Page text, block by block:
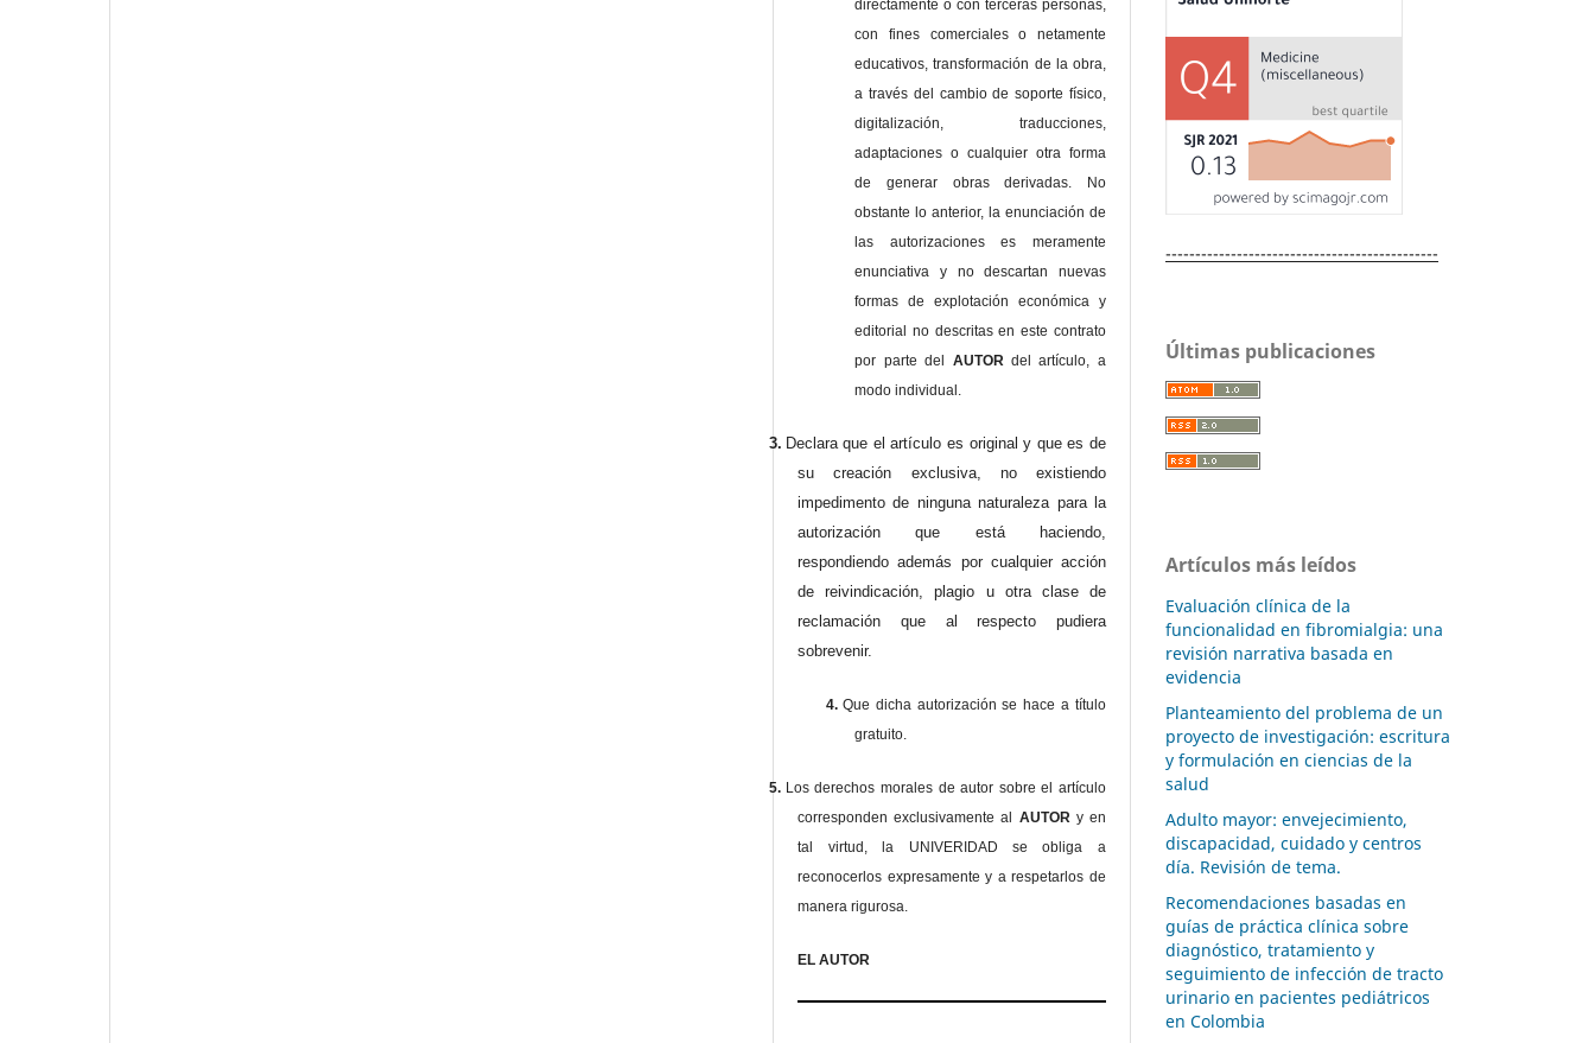
directamente o con terceras personas,
con fines comerciales o netamente
educativos, transformación de la obra,
a través del cambio de soporte físico,
digitalización, traducciones,
adaptaciones o cualquier otra forma
de generar obras derivadas. No
obstante lo anterior, la enunciación de
las autorizaciones es meramente
enunciativa y no descartan nuevas
formas de explotación económica y
editorial no descritas en este contrato
por parte del AUTORdel artículo, a
modo individual.
3. Declara que el artículo es original y que es de
su creación exclusiva, no existiendo
impedimento de ninguna naturaleza para la
autorización que está haciendo,
respondiendo además por cualquier acción
de reivindicación, plagio u otra clase de
reclamación que al respecto pudiera
sobrevenir.
4. Que dicha autorización se hace a título
gratuito.
5. Los derechos morales de autor sobre el artículo
corresponden exclusivamente al AUTOR y en
tal virtud, la UNIVERIDAD se obliga a
reconocerlos expresamente y a respetarlos de
manera rigurosa.
EL AUTOR
----------------------------------------------
Últimas publicaciones
Artículos más leídos
Evaluación clínica de la
funcionalidad en fibromialgia: una
revisión narrativa basada en
evidencia
Planteamiento del problema de un
proyecto de investigación: escritura
y formulación en ciencias de la
salud
Adulto mayor: envejecimiento,
discapacidad, cuidado y centros
día. Revisión de tema.
Recomendaciones basadas en
guías de práctica clínica sobre
diagnóstico, tratamiento y
seguimiento de infección de tracto
urinario en pacientes pediátricos
en Colombia